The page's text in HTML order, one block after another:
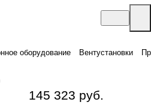
оборудование Вентустановки
145 323 руб.